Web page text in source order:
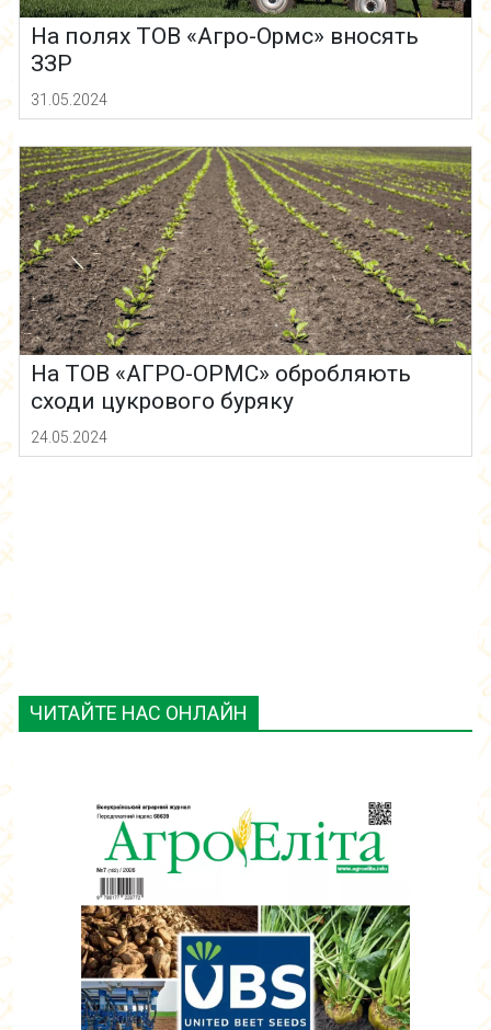
ЧИТАЙТЕ НАС ОНЛАЙН
На полях ТОВ «Агро-Ормс» вносять
ЗЗР
31.05.2024
На ТОВ «АГРО-ОРМС» обробляють
сходи цукрового буряку
24.05.2024